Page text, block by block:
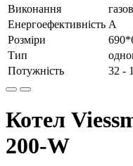
Виконання
Енергоефективність А
Розміри
Тип
Потужність
32 -
Котел
200-W